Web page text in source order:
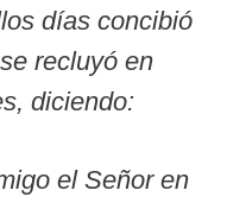
días concibió
recluyó en
diciendo:
el Señor en